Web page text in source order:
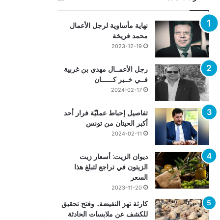
نهاية مأساوية لرجل الأعمال
محمد فريخة
2023-12-19
رجل الأعمــال مهدي بن غربية
فــي خــبر كــــــان
2024-02-17
تفاصيل إحباط عمليّة فرار أحد
أكبر الحيتان من تونس
2024-02-11
ديوان الزيت: أسعار زيت
الزيتون في تراجع لتبلغ هذا
السعر
2023-11-20
كارثة تهز النفيضة.. وفتح تحقيق
للكشف عن ملابسات الحادثة